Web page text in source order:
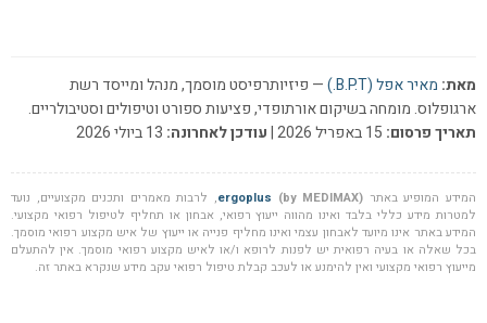
מאת: מאיר אפל (B.P.T.)
— פיזיותרפיסט מוסמך, מנהל ומייסד רשת
ארגופלוס. מומחה בשיקום אורתופדי, פציעות ספורט וטיפולים וסטיבולריים.
תאריך פרסום:
עודכן לאחרונה:
המידע המופיע באתר ergoplus (by MEDIMAX)
, לרבות מאמרים ותכנים מקצועיים, נועד
למטרות מידע כללי בלבד ואינו מהווה ייעוץ רפואי, אבחון או תחליף לטיפול רפואי מקצועי.
המידע באתר אינו מיועד לאבחון עצמי ואינו מחליף פנייה או ייעוץ של איש מקצוע רפואי מוסמך.
בכל שאלה או בעיה רפואית יש לפנות לרופא ו/או לאיש מקצוע רפואי מוסמך. אין להתעלם
מייעוץ רפואי מקצועי ואין להימנע או לעכב קבלת טיפול רפואי עקב מידע שנקרא באתר זה.